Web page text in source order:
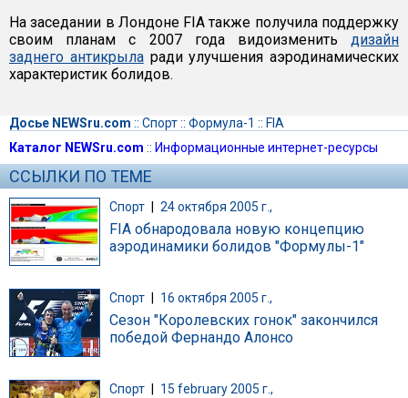
На заседании в Лондоне FIA также получила поддержку
своим планам с 2007 года видоизменить дизайн
заднего антикрыларади улучшения аэродинамических
характеристик болидов.
Досье NEWSru.com :: Спорт:: Формула-1 :: FIA
Каталог NEWSru.com :: Информационные интернет-ресурсы
ССЫЛКИ ПО ТЕМЕ
Спорт | 24 октября 2005 г.,
FIA обнародовала новую концепцию
аэродинамики болидов "Формулы-1"
Спорт 16 октября 2005 г.,
Сезон "Королевских гонок" закончился
победой Фернандо Алонсо
Спорт 15 february 2005 г.,